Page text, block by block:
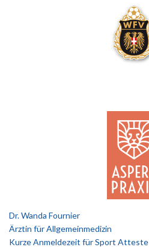
Dr. Wanda Fournier
Ärztin für Allgemeinmedizin
Kurze Anmeldezeit für Sport Atteste